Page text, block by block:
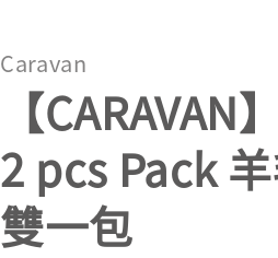
Caravan
【
2 pcs Pack
雙一包